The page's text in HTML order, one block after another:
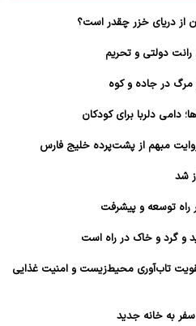
از دریای خزر چقدر است؟
رانت دولتی و تحریم
مرگ در جاده و کوه
دامی دلربا برای کودکان
مبهم از پشت‌پرده خلیج فارس
شد
توسعه و پیشرفت
و گرد و خاک در راه است
تاب‌آوری محیط‌زیست و امنیت غذایی
سفر به خانه جدید